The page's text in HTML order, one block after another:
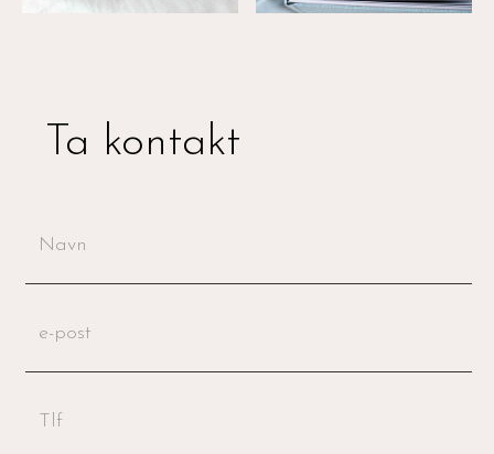
Ta kontakt